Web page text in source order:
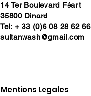
14 Ter Boulevard Féart
35800 Dinard
Tel: + 33 (0)6 08 28 62 66
sultanwash@gmail.com
Mentions Legales